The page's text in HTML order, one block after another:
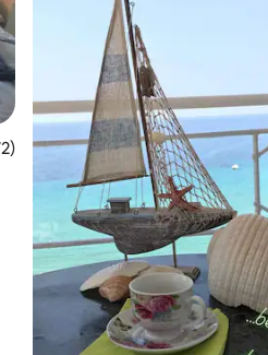
avaliação média de 5, 172